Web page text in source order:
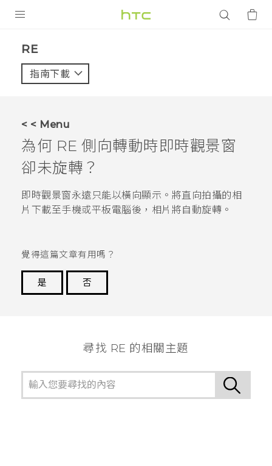
VIVE
VIVERSE
應用程式
支援服務
RE‎
指南下載
< < Menu
為何 RE 側向轉動時即時觀景窗
卻未旋轉？
即時觀景窗永遠只能以橫向顯示。將直向拍攝的相
片下載至手機或平板電腦後，相片將自動旋轉。
覺得這篇文章有用嗎？
是
否
尋找 RE 的相關主題